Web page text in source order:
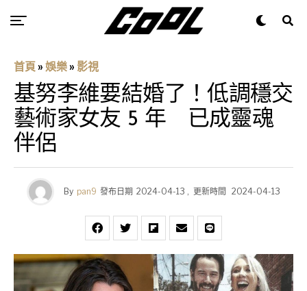
首頁 » 娛樂 » 影視
基努李維要結婚了！低調穩交
藝術家女友 5 年 已成靈魂
伴侶
By pan9 發布日期 2024-04-13 , 更新時間 2024-04-13